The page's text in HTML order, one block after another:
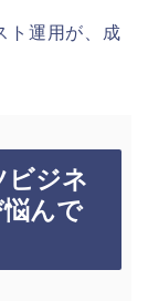
ト運用が、成
ビジネ
んで